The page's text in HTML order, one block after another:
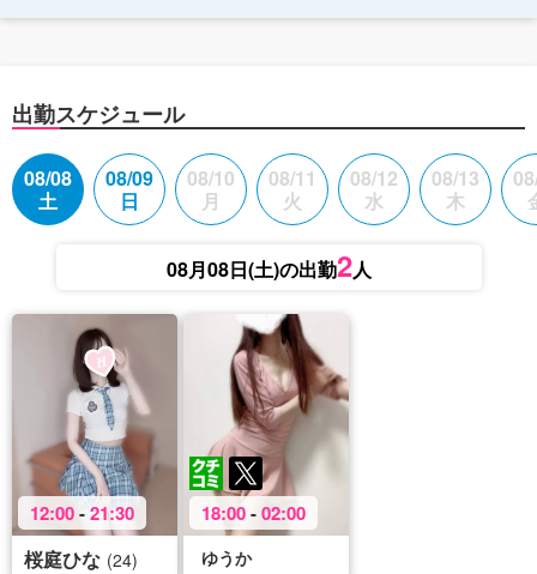
出勤スケジュール
08/08
土
08/09
日
08/10
月
08/11
火
08/12
水
08/13
木
08月08日(土)の出勤2人
12:00-21:30
桜庭ひな (24)
18:00-02:00
ゆうか